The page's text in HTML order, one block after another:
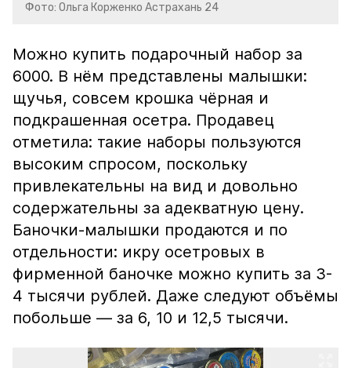
Фото: Ольга Корженко Астрахань 24
Можно купить подарочный набор за
6000. В нём представлены малышки:
щучья, совсем крошка чёрная и
подкрашенная осетра. Продавец
отметила: такие наборы пользуются
высоким спросом, поскольку
привлекательны на вид и довольно
содержательны за адекватную цену.
Баночки-малышки продаются и по
отдельности: икру осетровых в
фирменной баночке можно купить за 3-
4 тысячи рублей. Даже следуют объёмы
побольше — за 6, 10 и 12,5 тысячи.